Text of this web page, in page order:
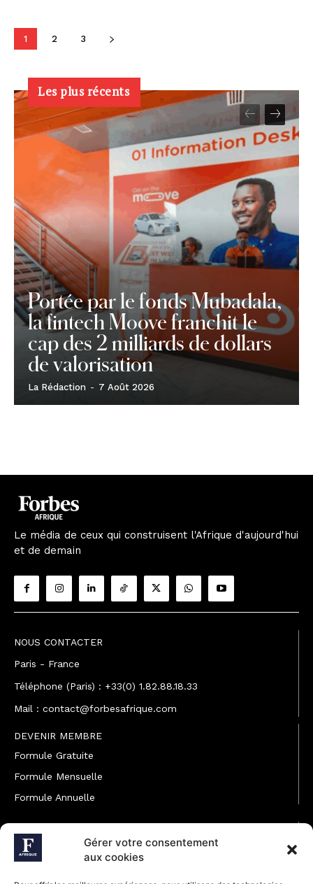
Gérer votre consentement
aux cookies
1 2 3
Les plus récents
Portée par le fonds Mubadala,
la fintech Moove franchit le
cap des 2 milliards de dollars
de valorisation
La Rédaction - 7 Août 2026
Le média de ceux qui construisent l'Afrique d'aujourd'hui
et de demain
NOUS CONTACTER
Paris - France
Téléphone (Paris) : +33(0) 1.82.88.18.33
Mail : contact@forbesafrique.com
DEVENIR MEMBRE
Formule Gratuite
Formule Mensuelle
Formule Annuelle
JOINDRE L'ÉQUIPE
Rédaction